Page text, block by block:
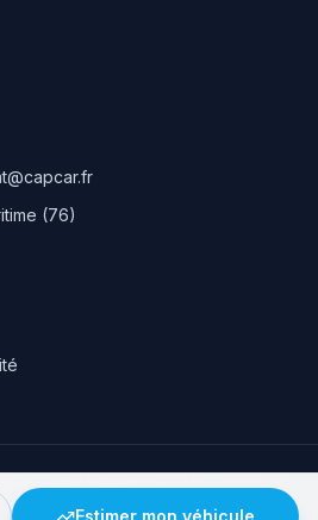
(76)
automobile CapCar, Agent formateur· ©
Tous droits réservés
Estimer mon véhicule